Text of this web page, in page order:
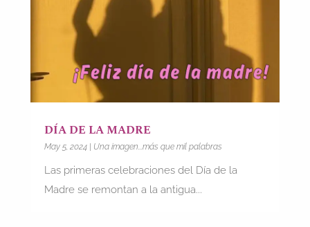
DÍA DE LA MADRE
May 5, 2024| Una imagen...más que mil palabras
Las primeras celebraciones del Día de la
Madre se remontan a la antigua...